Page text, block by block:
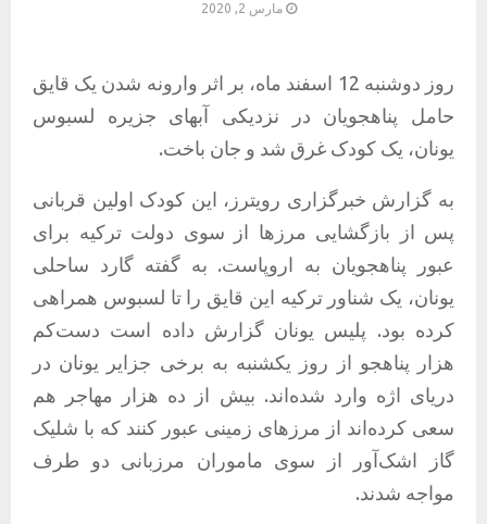
مارس 2, 2020
روز دوشنبه 12 اسفند ماه، بر اثر وارونه شدن یک قایق
حامل پناهجویان در نزدیکی آبهای جزیره لسبوس
یونان، یک کودک غرق شد و جان باخت.
به گزارش خبرگزاری رویترز، این کودک اولین قربانی
پس از بازگشایی مرزها از سوی دولت ترکیه برای
عبور پناهجویان به اروپاست. به گفته گارد ساحلی
یونان، یک شناور ترکیه این قایق را تا لسبوس همراهی
کرده بود. پلیس یونان گزارش داده است دست‌کم
هزار پناهجو از روز یکشنبه به برخی جزایر یونان در
دریای اژه وارد شده‌اند. بیش از ده هزار مهاجر هم
سعی کرده‌اند از مرزهای زمینی عبور کنند که با شلیک
گاز اشک‌آور از سوی ماموران مرزبانی دو طرف
مواجه شدند.